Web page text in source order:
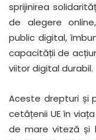
sprijinirea
de alegere
public digital,
capacității de
viitor digital durabil.
Aceste drepturi și
cetățenii UE în
de mare viteză și